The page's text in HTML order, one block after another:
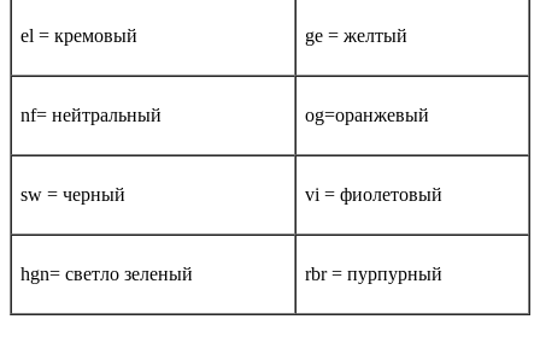
el = кремовый ge = желтый
nf= нейтральный og=оранжевый
sw = черный vi = фиолетовый
hgn= светло зеленый rbr = пурпурный